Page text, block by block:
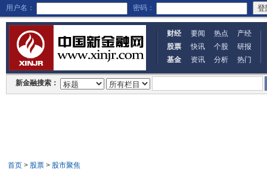
用户名： 密码：
财经 要闻 热点
产经
股票
快讯 个股
研报
基金
资讯 分析 热门
新金融搜索：
首页> 股票> 股市聚焦